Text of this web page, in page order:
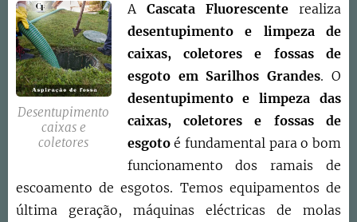
Desentupimento
caixas e
coletores
A Cascata Fluorescenterealiza
desentupimento e limpeza de
caixas, coletores e fossas de
esgoto em Sarilhos Grandes. O
desentupimento e limpeza das
caixas, coletores e fossas de
esgotoé fundamental para o bom
funcionamento dos ramais de
escoamento de esgotos. Temos equipamentos de
última geração, máquinas eléctricas de molas